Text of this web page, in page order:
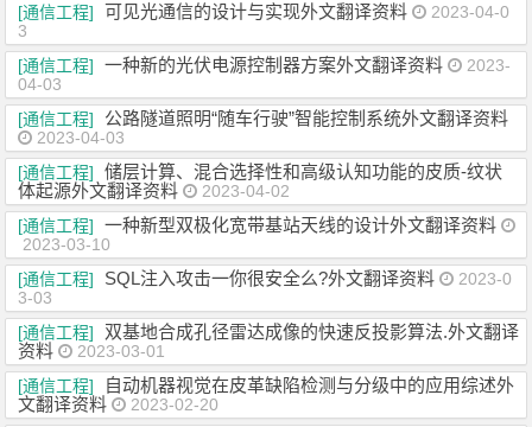
[通信工程]
可见光通信的设计与实现外文翻译资料
2023-04-0
3
[通信工程]
一种新的光伏电源控制器方案外文翻译资料
2023-
04-03
[通信工程]
公路隧道照明“随车行驶”智能控制系统外文翻译资料
2023-04-03
[通信工程]
储层计算、混合选择性和高级认知功能的皮质-纹状
体起源外文翻译资料
2023-04-02
[通信工程]
一种新型双极化宽带基站天线的设计外文翻译资料
2023-03-10
[通信工程]
SQL注入攻击一你很安全么?外文翻译资料
2023-0
3-03
[通信工程]
双基地合成孔径雷达成像的快速反投影算法.外文翻译
资料
2023-03-01
[通信工程]
自动机器视觉在皮革缺陷检测与分级中的应用综述外
文翻译资料
2023-02-20